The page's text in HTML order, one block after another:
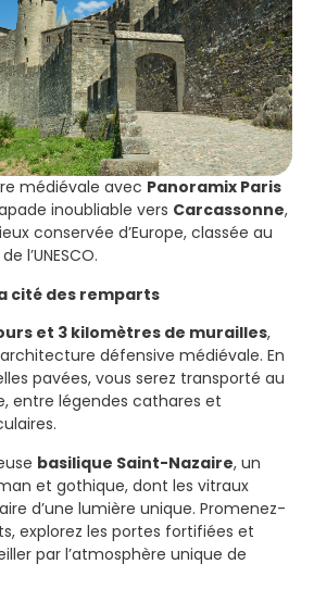
médiévale avec Panoramix Paris
inoubliable vers Carcassonne,
conservée d’Europe, classée au
l’UNESCO.
cité des remparts
et 3 kilomètres de murailles,
défensive médiévale. En
pavées, vous serez transporté au
entre légendes cathares et
basilique Saint-Nazaire, un
et gothique, dont les vitraux
d’une lumière unique. Promenez-
explorez les portes fortifiées et
par l’atmosphère unique de